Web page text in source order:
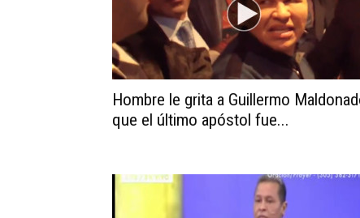
Hombre le grita a Guillermo
que el último apóstol fue...